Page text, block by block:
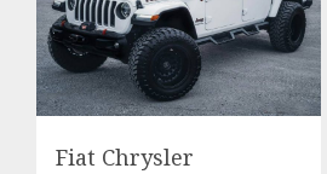
Fiat Chrysler